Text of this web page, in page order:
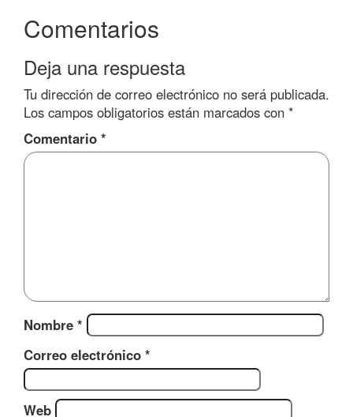
Comentarios
Deja una respuesta
Tu dirección de correo electrónico no será publicada.
Los campos obligatorios están marcados con *
Comentario *
Nombre *
Correo electrónico *
Web